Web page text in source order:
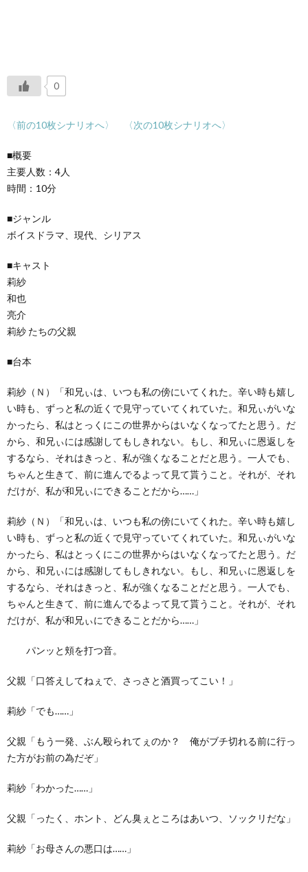
0
〈前の10枚シナリオへ〉 〈次の10枚シナリオへ〉
■概要
主要人数：4人
時間：10分
■ジャンル
ボイスドラマ、現代、シリアス
■キャスト
莉紗
和也
亮介
莉紗 たちの父親
■台本
莉紗（Ｎ）「和兄ぃは、いつも私の傍にいてくれた。辛い時も嬉し
い時も、ずっと私の近くで見守っていてくれていた。和兄ぃがいな
かったら、私はとっくにこの世界からはいなくなってたと思う。だ
から、和兄ぃには感謝してもしきれない。もし、和兄ぃに恩返しを
するなら、それはきっと、私が強くなることだと思う。一人でも、
ちゃんと生きて、前に進んでるよって見て貰うこと。それが、それ
だけが、私が和兄ぃにできることだから……」
莉紗（Ｎ）「和兄ぃは、いつも私の傍にいてくれた。辛い時も嬉し
い時も、ずっと私の近くで見守っていてくれていた。和兄ぃがいな
かったら、私はとっくにこの世界からはいなくなってたと思う。だ
から、和兄ぃには感謝してもしきれない。もし、和兄ぃに恩返しを
するなら、それはきっと、私が強くなることだと思う。一人でも、
ちゃんと生きて、前に進んでるよって見て貰うこと。それが、それ
だけが、私が和兄ぃにできることだから……」
パンッと頬を打つ音。
父親「口答えしてねぇで、さっさと酒買ってこい！」
莉紗「でも……」
父親「もう一発、ぶん殴られてぇのか？ 俺がブチ切れる前に行っ
た方がお前の為だぞ」
莉紗「わかった……」
父親「ったく、ホント、どん臭ぇところはあいつ、ソックリだな」
莉紗「お母さんの悪口は……」